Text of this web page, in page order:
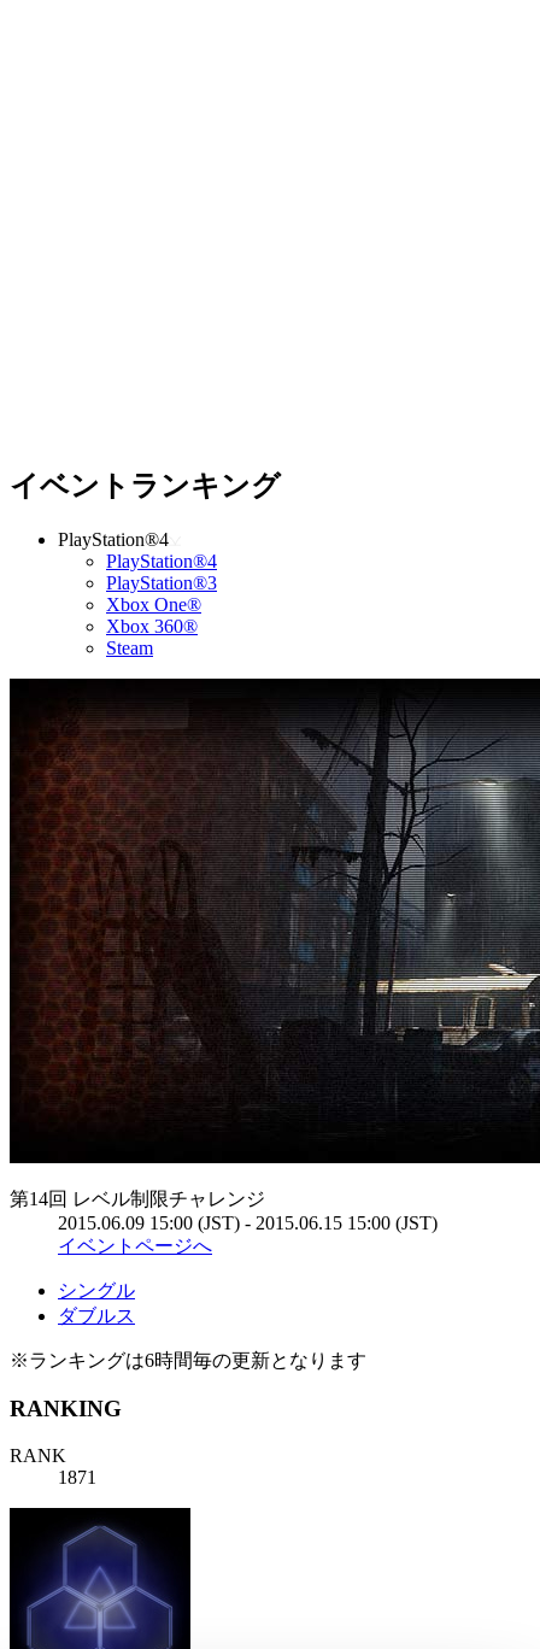
イベントランキング
PlayStation®4
PlayStation®4
PlayStation®3
Xbox One®
Xbox 360®
Steam
第14回 レベル制限チャレンジ
2015.06.09 15:00 (JST) - 2015.06.15 15:00 (JST)
イベントページへ
シングル
ダブルス
※ランキングは6時間毎の更新となります
RANKING
RANK
1871